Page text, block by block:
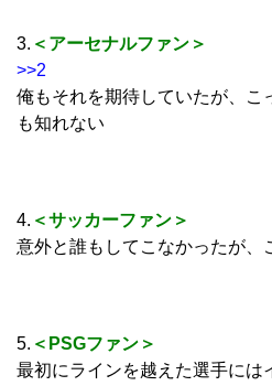
3. ＜アーセナルファン＞
>>2
俺もそれを期待していたが、こ
も知れない
4. ＜サッカーファン＞
意外と誰もしてこなかったが、
5. ＜PSGファン＞
最初にラインを越えた選手には